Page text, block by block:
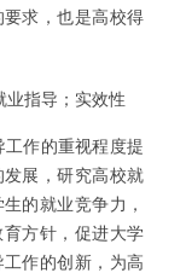
求，也是高校得
业指导；实效性
作的重视程度提
展，研究高校就
的就业竞争力，
方针，促进大学
作的创新，为高